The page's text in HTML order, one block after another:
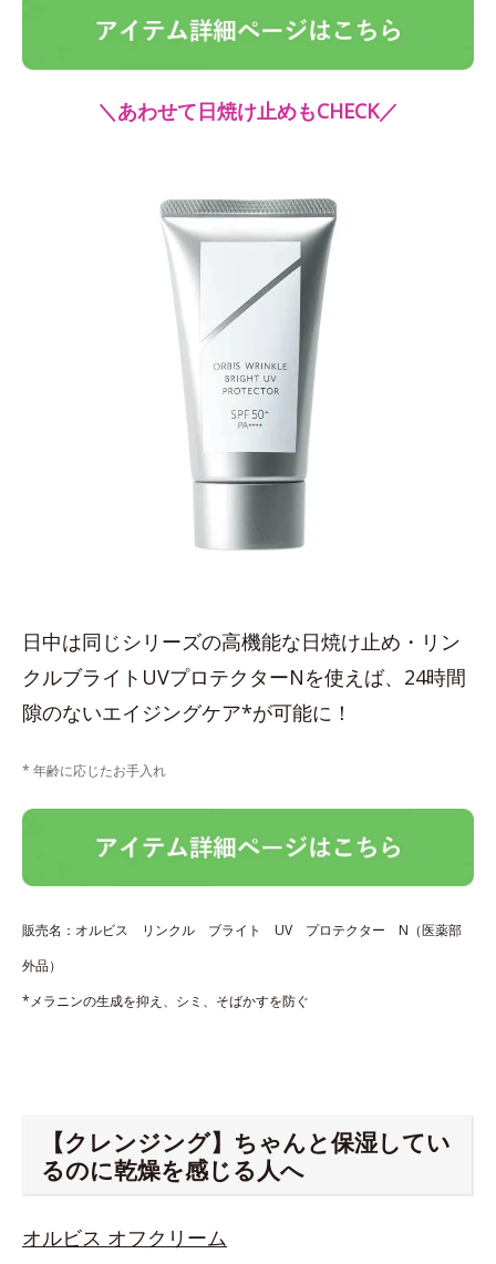
＼あわせて日焼け止めもCHECK／
日中は同じシリーズの高機能な日焼け止め・リン
クルブライトUVプロテクターNを使えば、24時間
隙のないエイジングケア*が可能に！
* 年齢に応じたお手入れ
販売名：オルビス リンクル ブライト UV プロテクター N（医薬部
外品）
*メラニンの生成を抑え、シミ、そばかすを防ぐ
【クレンジング】ちゃんと保湿してい
るのに乾燥を感じる人へ
オルビス オフクリーム